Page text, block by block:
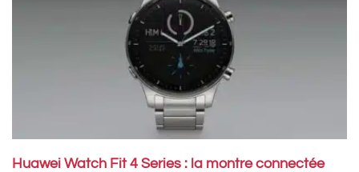
Huawei Watch Fit 4 Series : la montre connectée